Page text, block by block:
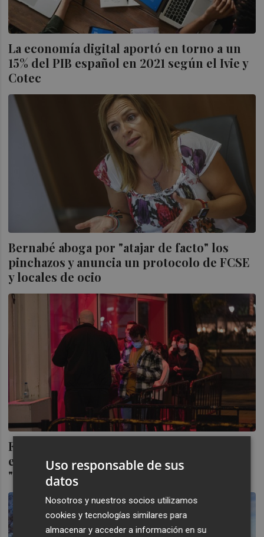
La economía digital aportó en torno a un
15% del PIB español en 2021 según el Ivie y
Cotec
Bernabé aboga por "atajar de facto" los
pinchazos y anuncia un protocolo de FCSE
y locales de ocio
Fotur descarta controles específicos para
evitar pinchazos porque las discotecas
"son seguras
Uso responsable de sus
datos
Nosotros y nuestros socios utilizamos
cookies y tecnologías similares para
almacenar y acceder a información en su